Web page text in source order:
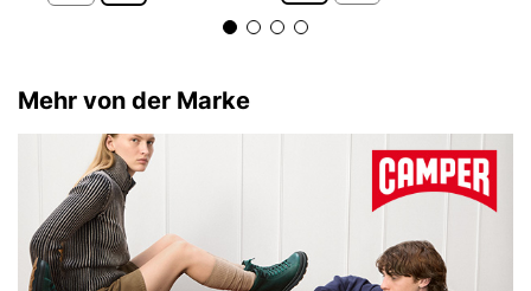
Mehr von der Marke